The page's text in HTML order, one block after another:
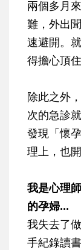
兩個多月
難，外出
速避開。
得擔心頂
除此之外
次的急診
發現「懷
理上，也
我是心理
的孕婦...
我失去了
手紀錄讀